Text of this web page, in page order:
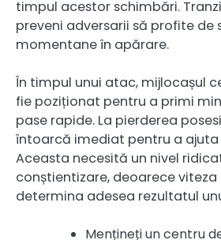
timpul acestor schimbări.
preveni adversarii să profite de
momentane în apărare.
În timpul unui atac, mijlocașul
fie poziționat pentru a primi
pase rapide. La pierderea
întoarcă imediat pentru a ajuta
Aceasta necesită un nivel
conștientizare, deoarece
determina adesea rezultatul
Mențineți un centru